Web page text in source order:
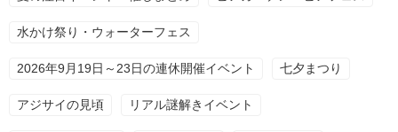
水かけ祭り・ウォーターフェス
2026年9月19日～23日の連休開催イベント 七夕まつり
アジサイの見頃 リアル謎解きイベント